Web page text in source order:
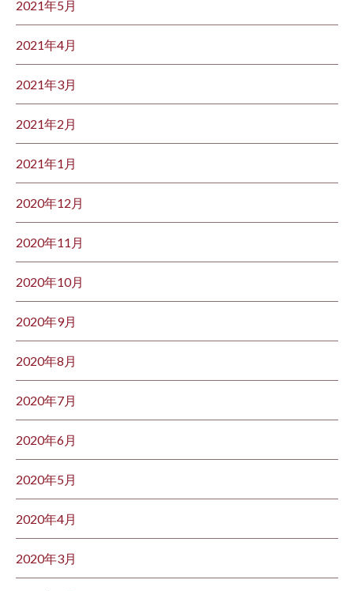
2021年5月
2021年4月
2021年3月
2021年2月
2021年1月
2020年12月
2020年11月
2020年10月
2020年9月
2020年8月
2020年7月
2020年6月
2020年5月
2020年4月
2020年3月